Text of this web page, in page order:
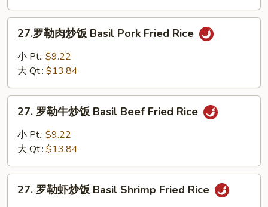
饭
Basil
Fried
Rice
27.
饭
Basil
Fried
Rice
27.罗勒肉炒饭 Basil Pork Fried Rice
小 Pt.: $9.22
大 Qt.: $13.84
27.
饭
Basil
27. 罗勒牛炒饭 Basil Beef Fried Rice
小 Pt.: $9.22
大 Qt.: $13.84
27.
27. 罗勒虾炒饭 Basil Shrimp Fried Rice